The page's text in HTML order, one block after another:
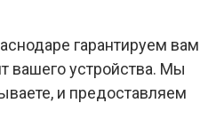
гарантируем вам
вашего устройства. Мы
и предоставляем